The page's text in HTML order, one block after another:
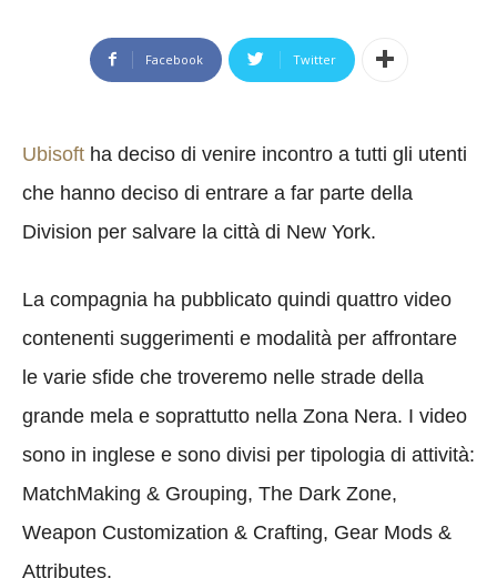
Facebook Twitter
Ubisoft ha deciso di venire incontro a tutti gli utenti
che hanno deciso di entrare a far parte della
Division per salvare la città di New York.
La compagnia ha pubblicato quindi quattro video
contenenti suggerimenti e modalità per affrontare
le varie sfide che troveremo nelle strade della
grande mela e soprattutto nella Zona Nera. I video
sono in inglese e sono divisi per tipologia di attività:
MatchMaking & Grouping, The Dark Zone,
Weapon Customization & Crafting, Gear Mods &
Attributes.